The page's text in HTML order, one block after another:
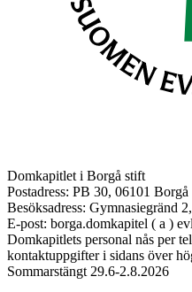
Domkapitlet i Borgå stift
Postadress: PB 30, 06101 Borgå
Besöksadress: Gymnasiegränd
E-post: borga.domkapitel ( a )
Domkapitlets personal nås per
kontaktuppgifter i sidans över
Sommarstängt 29.6-2.8.2026